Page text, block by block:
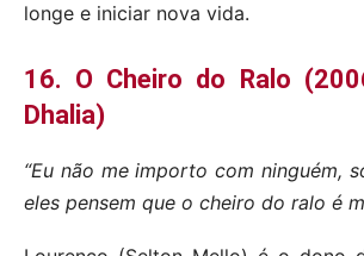
longe e iniciar nova vida.
16. O Cheiro do Ralo
Dhalia)
“Eu não me importo com ninguém,
eles pensem que o cheiro do ralo é